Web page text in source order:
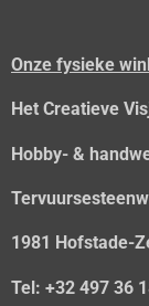
k
Onze fysieke
Het Creatieve
Hobby- &
1981 Hofstade-
Tel: +32 497 36